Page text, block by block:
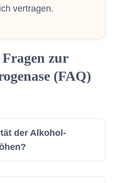
vertragen.
zur
(FAQ)
der Alkohol-